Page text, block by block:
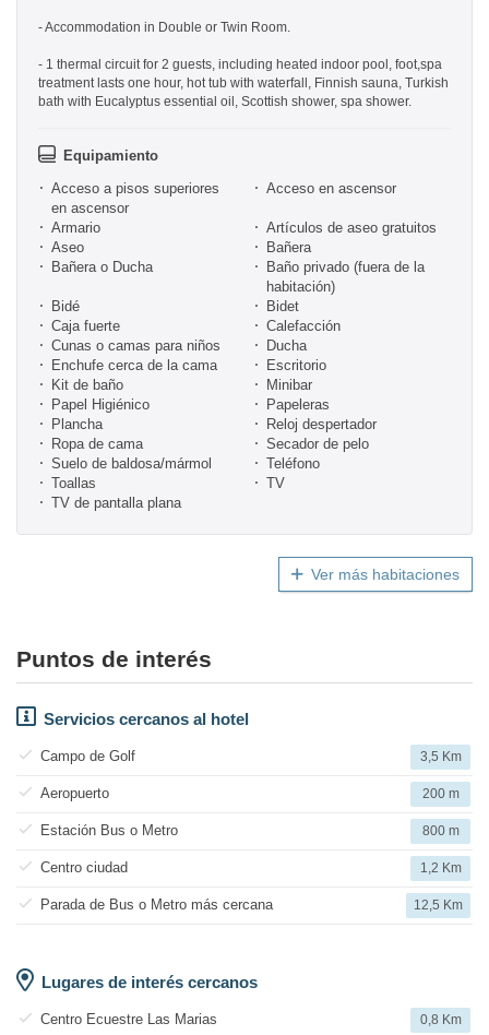
- Accommodation in Double or Twin Room.
- 1 thermal circuit for 2 guests, including heated indoor pool, foot,spa
treatment lasts one hour, hot tub with waterfall, Finnish sauna, Turkish
bath with Eucalyptus essential oil, Scottish shower, spa shower.
Equipamiento
Acceso a pisos superiores
en ascensor
Acceso en ascensor
Armario
Artículos de aseo gratuitos
Aseo
Bañera
Bañera o Ducha
Baño privado (fuera de la
habitación)
Bidé
Bidet
Caja fuerte
Calefacción
Cunas o camas para niños
Ducha
Enchufe cerca de la cama
Escritorio
Kit de baño
Minibar
Papel Higiénico
Papeleras
Plancha
Reloj despertador
Ropa de cama
Secador de pelo
Suelo de baldosa/mármol
Teléfono
Toallas
TV
TV de pantalla plana
Ver más habitaciones
Puntos de interés
Servicios cercanos al hotel
Campo de Golf 3,5 Km
Aeropuerto 200 m
Estación Bus o Metro 800 m
Centro ciudad 1,2 Km
Parada de Bus o Metro más cercana 12,5 Km
Lugares de interés cercanos
Centro Ecuestre Las Marias 0,8 Km